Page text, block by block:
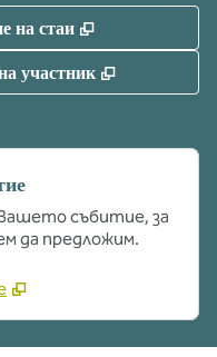
на стаи ,
участник ,
събитие, за
да предложим.